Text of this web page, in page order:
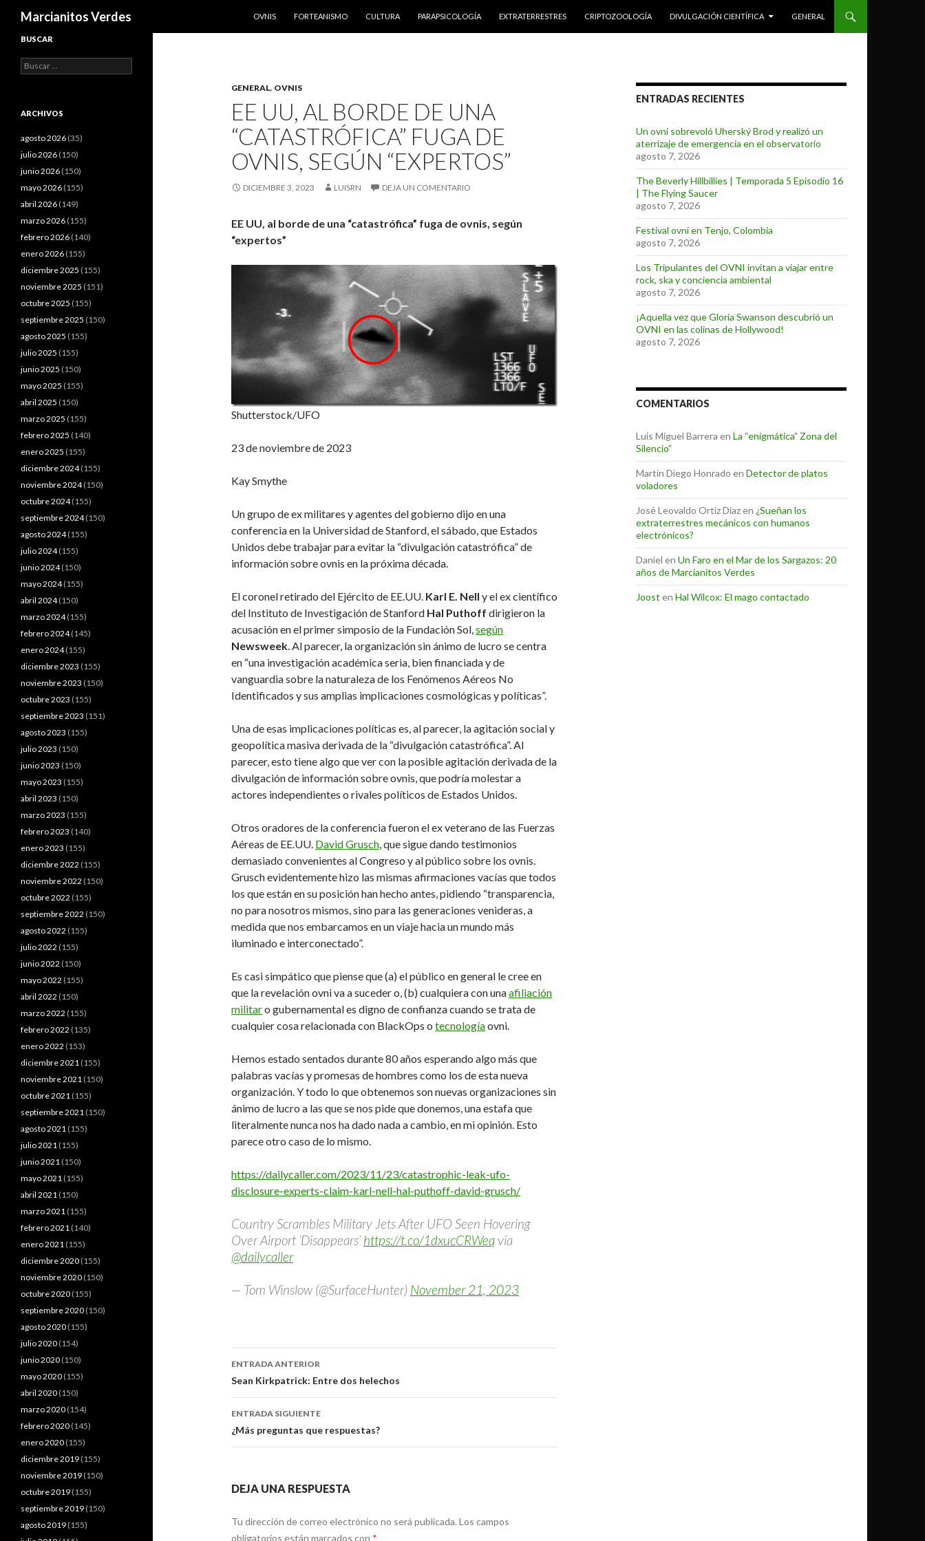
Marcianitos Verdes
OVNIS
FORTEANISMO CULTURA PARAPSICOLOGÍA EXTRATERRESTRES CRIPTOZOOLOGÍA DIVULGACIÓN CIENTÍFICA GENERAL
GENERAL, OVNIS
EE UU, AL BORDE DE UNA
“CATASTRÓFICA” FUGA DE
OVNIS, SEGÚN “EXPERTOS”
DICIEMBRE 3, 2023 LUISRN DEJA UN COMENTARIO
EE UU, al borde de una “catastrófica” fuga de ovnis, según
“expertos”
Shutterstock/UFO
23 de noviembre de 2023
Kay Smythe
Un grupo de ex militares y agentes del gobierno dijo en una
conferencia en la Universidad de Stanford, el sábado, que Estados
Unidos debe trabajar para evitar la “divulgación catastrófica” de
información sobre ovnis en la próxima década.
El coronel retirado del Ejército de EE.UU. Karl E. Nell y el ex científico
del Instituto de Investigación de Stanford Hal Puthoff dirigieron la
acusación en el primer simposio de la Fundación Sol,según
Newsweek. Al parecer, la organización sin ánimo de lucro se centra
en “una investigación académica seria, bien financiada y de
vanguardia sobre la naturaleza de los Fenómenos Aéreos No
Identificados y sus amplias implicaciones cosmológicas y políticas”.
Una de esas implicaciones políticas es, al parecer, la agitación social y
geopolítica masiva derivada de la “divulgación catastrófica”. Al
parecer, esto tiene algo que ver con la posible agitación derivada de la
divulgación de información sobre ovnis, que podría molestar a
actores independientes o rivales políticos de Estados Unidos.
Otros oradores de la conferencia fueron el ex veterano de las Fuerzas
Aéreas de EE.UU. David Grusch, que sigue dando testimonios
demasiado convenientes al Congreso y al público sobre los ovnis.
Grusch evidentemente hizo las mismas afirmaciones vacías que todos
los que están en su posición han hecho antes, pidiendo “transparencia,
no para nosotros mismos, sino para las generaciones venideras, a
medida que nos embarcamos en un viaje hacia un mundo más
iluminado e interconectado”.
Es casi simpático que piense que (a) el público en general le cree en
que la revelación ovni va a suceder o, (b) cualquiera con unaafiliación
militaro gubernamental es digno de confianza cuando se trata de
cualquier cosa relacionada con BlackOps o tecnologíaovni.
Hemos estado sentados durante 80 años esperando algo más que
palabras vacías y promesas de hombres como los de esta nueva
organización. Y todo lo que obtenemos son nuevas organizaciones sin
ánimo de lucro a las que se nos pide que donemos, una estafa que
literalmente nunca nos ha dado nada a cambio, en mi opinión. Esto
parece otro caso de lo mismo.
https://dailycaller.com/2023/11/23/catastrophic-leak-ufo-
disclosure-experts-claim-karl-nell-hal-puthoff-david-grusch/
Country Scrambles Military Jets After UFO Seen Hovering
Over Airport ‘Disappears’https://t.co/1dxucCRWeq via
@dailycaller
— Tom Winslow (@SurfaceHunter) November 21, 2023
Navegación
de
entradas
ENTRADA ANTERIOR
Sean Kirkpatrick: Entre dos helechos
ENTRADA SIGUIENTE
¿Más preguntas que respuestas?
DEJA UNA RESPUESTA
Tu dirección de correo electrónico no será publicada. Los campos
obligatorios están marcados con *
ENTRADAS RECIENTES
Un ovni sobrevoló Uherský Brod y realizó un
aterrizaje de emergencia en el observatorio
agosto 7, 2026
The Beverly Hillbillies | Temporada 5 Episodio 16
| The Flying Saucer
agosto 7, 2026
Festival ovni en Tenjo, Colombia
agosto 7, 2026
Los Tripulantes del OVNI invitan a viajar entre
rock, ska y conciencia ambiental
agosto 7, 2026
¡Aquella vez que Gloria Swanson descubrió un
OVNI en las colinas de Hollywood!
agosto 7, 2026
COMENTARIOS
Luis Miguel Barrera en La “enigmática” Zona del
Silencio”
Martin Diego Honrado en Detector de platos
voladores
José Leovaldo Ortiz Díazen ¿Sueñan los
extraterrestres mecánicos con humanos
electrónicos?
Daniel en Un Faro en el Mar de los Sargazos: 20
años de Marcianitos Verdes
Joost en Hal Wilcox: El mago contactado
BUSCAR
Buscar:
ARCHIVOS
agosto 2026 (35)
julio 2026 (150)
junio 2026 (150)
mayo 2026 (155)
abril 2026 (149)
marzo 2026 (155)
febrero 2026 (140)
enero 2026 (155)
diciembre 2025 (155)
noviembre 2025 (151)
octubre 2025 (155)
septiembre 2025 (150)
agosto 2025 (155)
julio 2025 (155)
junio 2025 (150)
mayo 2025 (155)
abril 2025 (150)
marzo 2025 (155)
febrero 2025 (140)
enero 2025 (155)
diciembre 2024(155)
noviembre 2024(150)
octubre 2024(155)
septiembre 2024(150)
agosto 2024(155)
julio 2024(155)
junio 2024(150)
mayo 2024(155)
abril 2024(150)
marzo 2024(155)
febrero 2024(145)
enero 2024(155)
diciembre 2023 (155)
noviembre 2023 (150)
octubre 2023 (155)
septiembre 2023 (151)
agosto 2023 (155)
julio 2023 (150)
junio 2023 (150)
mayo 2023 (155)
abril 2023 (150)
marzo 2023 (155)
febrero 2023 (140)
enero 2023 (155)
diciembre 2022 (155)
noviembre 2022 (150)
octubre 2022 (155)
septiembre 2022 (150)
agosto 2022 (155)
julio 2022 (155)
junio 2022 (150)
mayo 2022 (155)
abril 2022 (150)
marzo 2022 (155)
febrero 2022 (135)
enero 2022 (153)
diciembre 2021 (155)
noviembre 2021 (150)
octubre 2021 (155)
septiembre 2021 (150)
agosto 2021 (155)
julio 2021 (155)
junio 2021 (150)
mayo 2021 (155)
abril 2021 (150)
marzo 2021 (155)
febrero 2021 (140)
enero 2021 (155)
diciembre 2020 (155)
noviembre 2020 (150)
octubre 2020 (155)
septiembre 2020 (150)
agosto 2020 (155)
julio 2020 (154)
junio 2020 (150)
mayo 2020 (155)
abril 2020 (150)
marzo 2020 (154)
febrero 2020 (145)
enero 2020 (155)
diciembre 2019 (155)
noviembre 2019 (150)
octubre 2019 (155)
septiembre 2019 (150)
agosto 2019 (155)